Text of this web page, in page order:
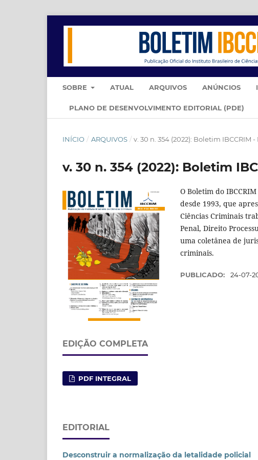
SOBRE ATUAL ARQUIVOS ANÚNCIOS
PLANO DE DESENVOLVIMENTO EDITORIAL (PDE)
INÍCIO / ARQUIVOS / v. 30 n. 354 (2022): Boletim IBCCRIM -
v. 30 n. 354 (2022): Boletim
O Boletim do
desde 1993, que
Ciências Criminais
Penal, Direito
uma coletânea de
criminais.
PUBLICADO: 24-07-
EDIÇÃO COMPLETA
PDF INTEGRAL
EDITORIAL
Desconstruir a normalização da letalidade policial